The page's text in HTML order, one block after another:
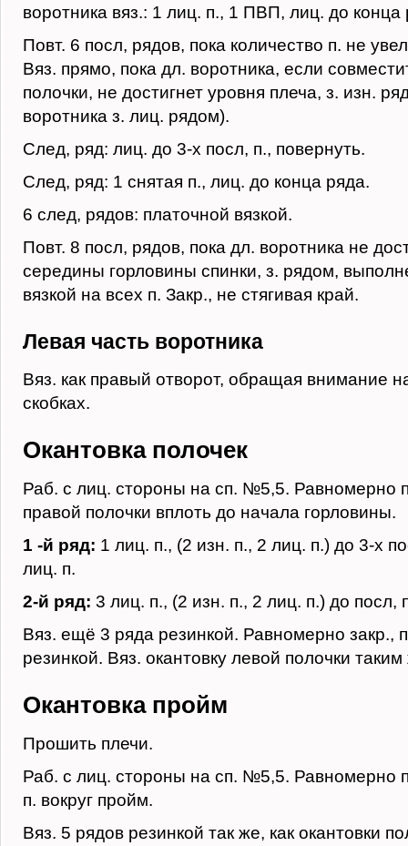
воротника вяз.: 1 лиц. п., 1 ПВП, лиц. до конца
Повт. 6 посл, рядов, пока количество п. не
Вяз. прямо, пока дл. воротника, если
полочки, не достигнет уровня плеча, з. изн.
воротника з. лиц. рядом).
След, ряд: лиц. до 3-х посл, п., повернуть.
След, ряд: 1 снятая п., лиц. до конца ряда.
6 след, рядов: платочной вязкой.
Повт. 8 посл, рядов, пока дл. воротника не
середины горловины спинки, з. рядом,
вязкой на всех п. Закр., не стягивая край.
Левая часть воротника
Вяз. как правый отворот, обращая внимание
скобках.
Окантовка полочек
Раб. с лиц. стороны на сп. №5,5. Равномерно
правой полочки вплоть до начала горловины.
1 -й ряд: 1 лиц. п., (2 изн. п., 2 лиц. п.) до 3-х
лиц. п.
2-й ряд: 3 лиц. п., (2 изн. п., 2 лиц. п.) до посл,
Вяз. ещё 3 ряда резинкой. Равномерно закр.,
резинкой. Вяз. окантовку левой полочки
Окантовка пройм
Прошить плечи.
Раб. с лиц. стороны на сп. №5,5. Равномерно
п. вокруг пройм.
Вяз. 5 рядов резинкой так же, как окантовки